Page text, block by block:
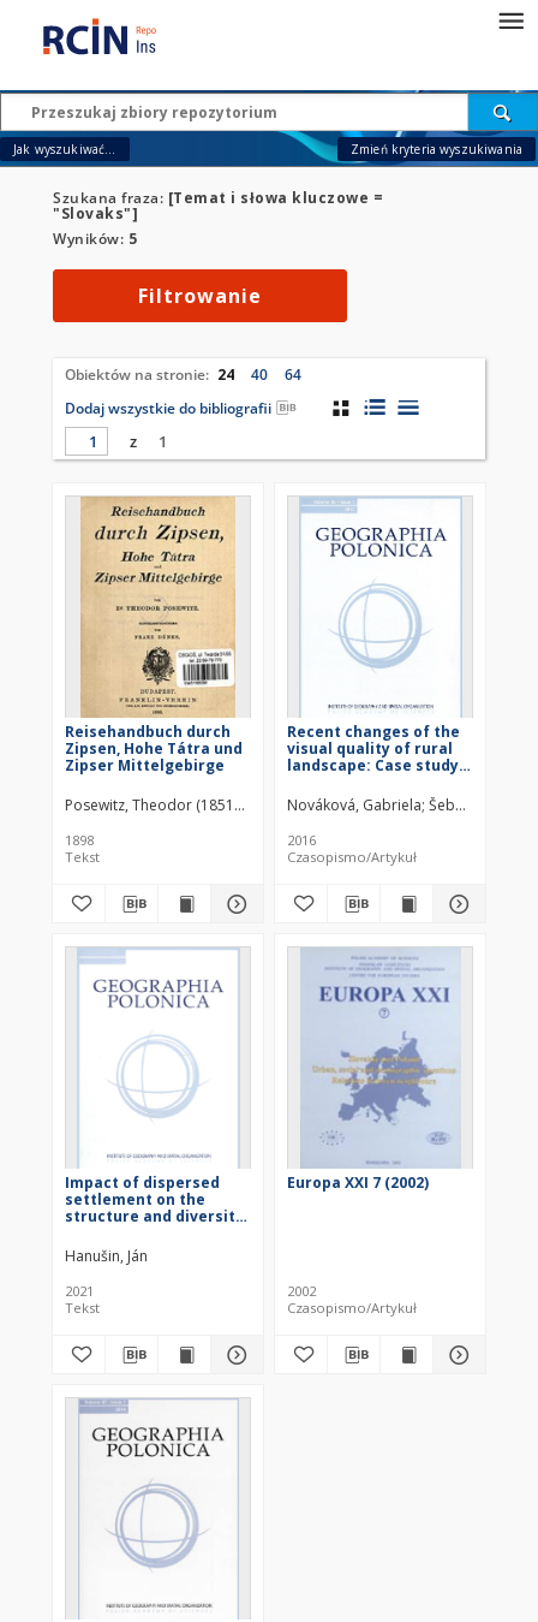
Jak wyszukiwać... Zmień kryteria wyszukiwania
Szukana fraza: [Temat i słowa kluczowe =
"Slovaks"]
Wyników: 5
Filtrowanie
Obiektów na stronie: 24 40
64
Dodaj wszystkie do bibliografii
z
1
Reisehandbuch durch
Zipsen, Hohe Tátra und
Zipser Mittelgebirge
Posewitz, Theodor (1851–1917)
Dénes, Franz (1845–1934)
1898
Tekst
Recent changes of the
visual quality of rural
landscape: Case study
borderland
Nováková, Gabriela Šebo, Dušan
2016
Czasopismo/Artykuł
Impact of dispersed
settlement on the
structure and diversity
(Case study of village
Hrušov, Slovak Republic)
Hanušin, Ján
2021
Tekst
Europa XXI 7 (2002)
2002
Czasopismo/Artykuł